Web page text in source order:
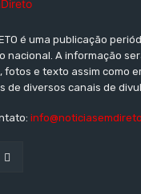
é uma publicação
nacional. A informação
fotos e texto assim como
de diversos canais de